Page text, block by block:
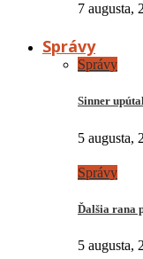
7 augusta,
Správy
Správy
Sinner
5 augusta,
Správy
Ďalšia rana
5 augusta,